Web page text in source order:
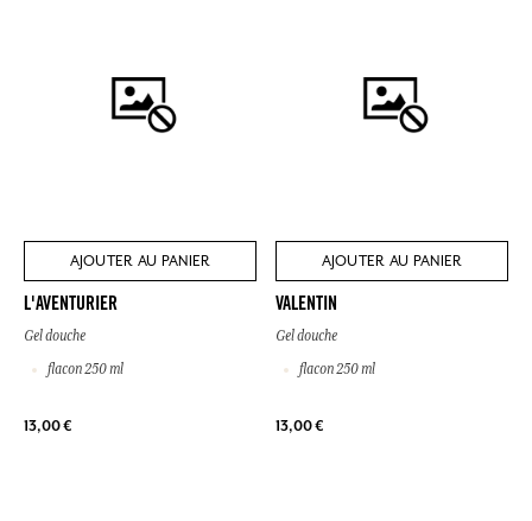
AJOUTER AU PANIER
L'AVENTURIER
Gel douche
flacon 250 ml
13,00 €
AJOUTER AU PANIER
VALENTIN
Gel douche
flacon 250 ml
13,00 €